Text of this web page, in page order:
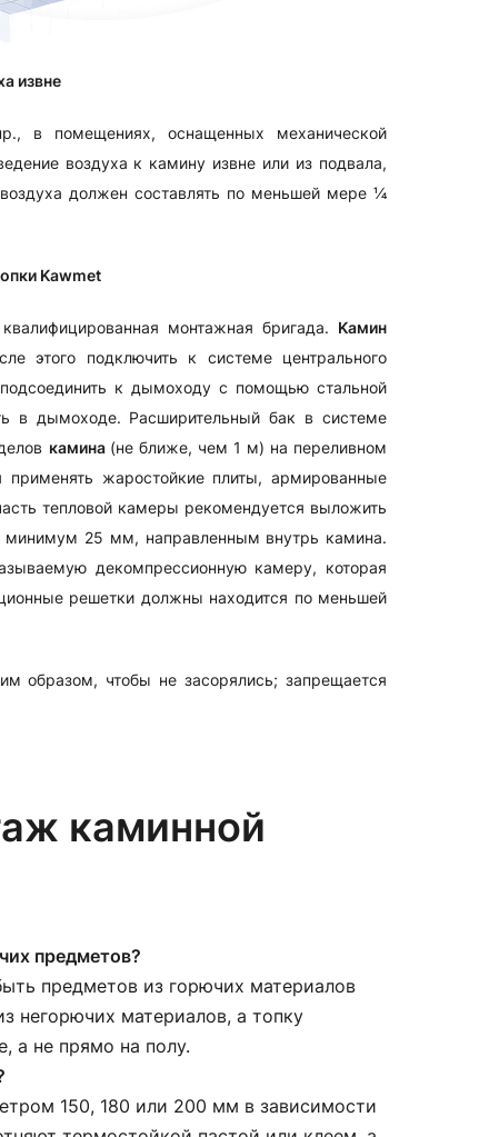
извне
в помещениях, оснащенных механической
воздуха к камину извне или из подвала,
должен составлять по меньшей мере ¼
Kawmet
монтажная бригада. Kамин
этого подключить к системе центрального
к дымоходу с помощью стальной
в дымоходе. Расширительный бак в системе
камина (не ближе, чем 1 м) на переливном
жаростойкие плиты, армированные
тепловой камеры рекомендуется выложить
25 мм, направленным внутрь камина.
декомпрессионную камеру, которая
решетки должны находится по меньшей
образом, чтобы не засорялись; запрещается
каминной
предметов?
предметов из горючих материалов
негорючих материалов, а топку
а не прямо на полу.
150, 180 или 200 мм в зависимости